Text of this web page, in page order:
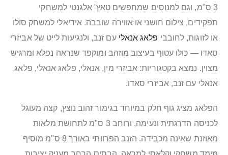
3 ס"מ, וגם למנוסים שמחפשים טאץ' אלגנטי למשחקי
תפקידים, צילום חושני או אווירה שובבה. אידיאלי למשחק סולו
או לזוגות, לחובבי פלאג אנאלי עם זנב, ולנגיעות לייט של אביזרי
סאדו — כולו עטוף בעיצוב מוזהב ומוקפד שנראה נפלא ומרגיש
מצוין. נמצא בקטגוריות: אביזרי מין, אנאלי, פלאג אנאלי, פלאג
אנאלי עם זנב, אביזרי סאדו.
הפלאג מציג גוף חלק במיוחד בגימור זהוב נוצץ, קצה מעוגל
לכניסה הדרגתית ונעימה, ורוחב 3 ס"מ לתחושת מלאות
מאוזנת שאינה מכבידה. הזנב הפרוותי באורך 8 ס"מ מוסיף